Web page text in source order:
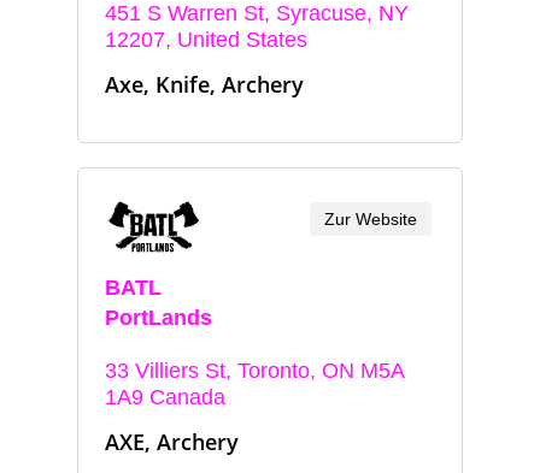
451 S Warren St, Syracuse, NY
12207, United States
Axe, Knife, Archery
BATL
PortLands
33 Villiers St, Toronto, ON M5A
1A9 Canada
AXE, Archery
Zur Website